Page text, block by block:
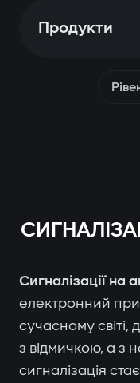
Продукти
Сигналізації на
електронний
сучасному
з відмичкою, а з
сигналізація